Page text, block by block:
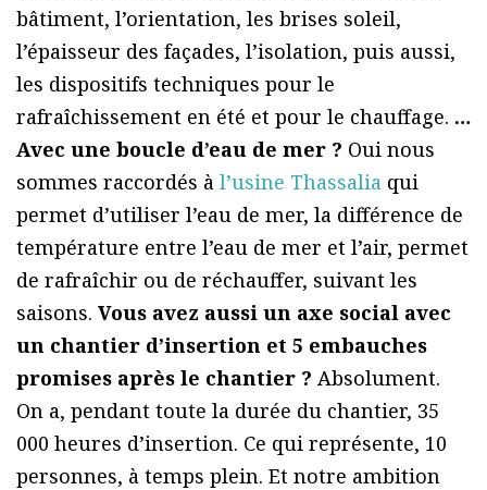
bâtiment, l’orientation, les brises soleil,
l’épaisseur des façades, l’isolation, puis aussi,
les dispositifs techniques pour le
rafraîchissement en été et pour le chauffage. …
Avec une boucle d’eau de mer ? Oui nous
sommes raccordés à l’usine Thassalia qui
permet d’utiliser l’eau de mer, la différence de
température entre l’eau de mer et l’air, permet
de rafraîchir ou de réchauffer, suivant les
saisons. Vous avez aussi un axe social avec
un chantier d’insertion et 5 embauches
promises après le chantier ? Absolument.
On a, pendant toute la durée du chantier, 35
000 heures d’insertion. Ce qui représente, 10
personnes, à temps plein. Et notre ambition